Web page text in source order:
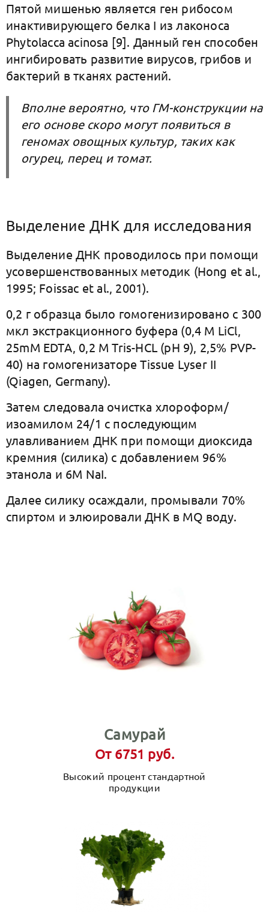
Пятой мишенью является ген рибосом
инактивирующего белка I из лаконоса
Phytolacca acinosa [9]. Данный ген способен
ингибировать развитие вирусов, грибов и
бактерий в тканях растений.
Вполне вероятно, что ГМ-конструкции на
его основе скоро могут появиться в
геномах овощных культур, таких как
огурец, перец и томат.
Выделение ДНК для исследования
Выделение ДНК проводилось при помощи
усовершенствованных методик (Hong et al.,
1995; Foissac et al., 2001).
0,2 г образца было гомогенизировано с 300
мкл экстракционного буфера (0,4 М LiCl,
25mM EDTA, 0,2 M Tris-HCL (pH 9), 2,5% PVP-
40) на гомогенизаторе Tissue Lyser II
(Qiagen, Germany).
Затем следовала очистка хлороформ/
изоамилом 24/1 с последующим
улавливанием ДНК при помощи диоксида
кремния (силика) с добавлением 96%
этанола и 6M NaI.
Далее силику осаждали, промывали 70%
спиртом и элюировали ДНК в MQ воду.
Самурай
От 6751 руб.
Высокий процент стандартной
продукции